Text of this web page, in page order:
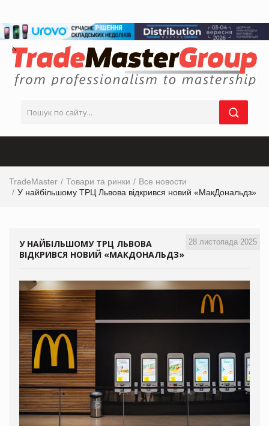
TradeMaster Товари та ринки
Все новости
У найбільшому ТРЦ Львова відкрився новий «МакДональдз»
28 листопада 2025
У НАЙБІЛЬШОМУ ТРЦ ЛЬВОВА
ВІДКРИВСЯ НОВИЙ «МАКДОНАЛЬДЗ»